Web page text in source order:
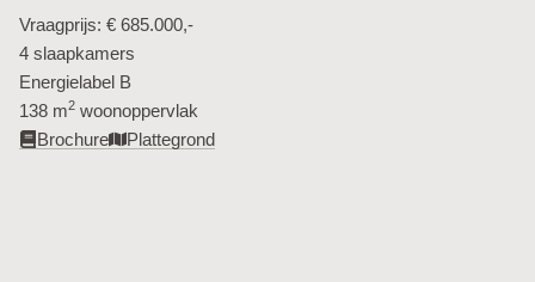
Vraagprijs: € 685.000,-
4 slaapkamers
Energielabel B
138 m2 woonoppervlak​
Brochure
Plattegrond